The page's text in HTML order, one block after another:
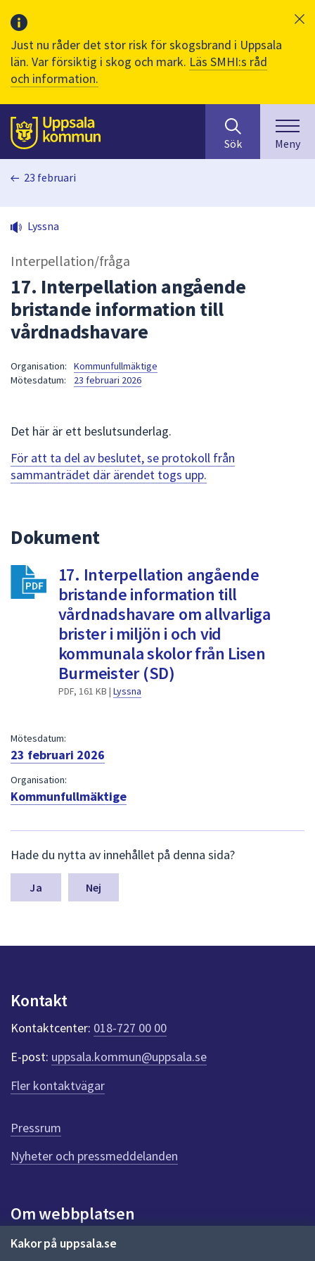
Just nu råder det stor risk för skogsbrand i Uppsala
län. Var försiktig i skog och mark. Läs SMHI:s råd
och information.
Till sidans
huvudinnehåll
efter
innehåll
på
sökfältet
kommer
sökförslag
att
navigera
mellan
att
välja
något
av
dem.
Sök Meny
Kakor på uppsala.se
23 februari
Lyssna
Interpellation/fråga
17. Interpellation angående
bristande information till
vårdnadshavare
Organisation:
Kommunfullmäktige
Mötesdatum:
23 februari 2026
Det här är ett beslutsunderlag.
För att ta del av beslutet, se protokoll från
sammanträdet där ärendet togs upp.
Dokument
17. Interpellation angående
bristande information till
vårdnadshavare om allvarliga
brister i miljön i och vid
kommunala skolor från Lisen
Burmeister (SD)
PDF, 161 KB | Lyssna
Mötesdatum:
23 februari 2026
Organisation:
Kommunfullmäktige
ä
m
a
n
k
t
e
r
f
ö
r
e
n
n
a
d
a
Hade du nytta av innehållet på denna sida?
Nej
Kontakt
Kontaktcenter: 018-727 00 00
E-post: uppsala.kommun@uppsala.se
Fler kontaktvägar
Pressrum
Nyheter och pressmeddelanden
Om webbplatsen
Om webbplatsen